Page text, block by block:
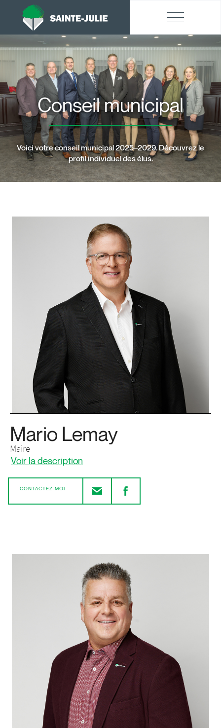
Conseil municipal
Voici votre conseil municipal 2025–2029. Découvrez le
profil individuel des élus.
Mario Lemay
Maire
Voir la description
CONTACTEZ-MOI